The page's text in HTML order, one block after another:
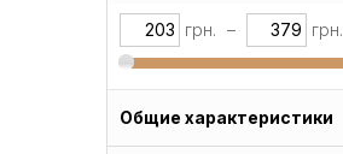
грн. – грн.
Общие характеристики